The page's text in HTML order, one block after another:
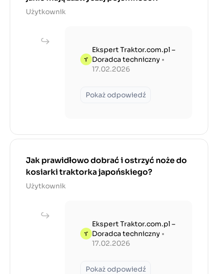
Użytkownik
Ekspert Traktor.com.pl –
Doradca techniczny •
17.02.2026
Pokaż odpowiedź
Jak prawidłowo dobrać i ostrzyć noże do
kosiarki traktorka japońskiego?
Użytkownik
Ekspert Traktor.com.pl –
Doradca techniczny •
17.02.2026
Pokaż odpowiedź